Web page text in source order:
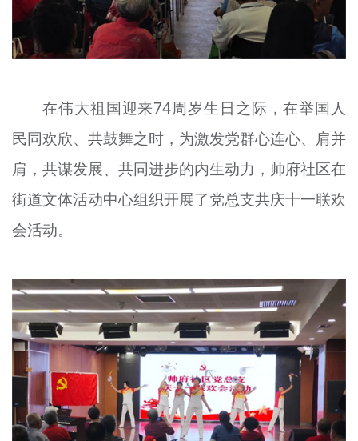
在伟大祖国迎来74周岁生日之际，在举国人
民同欢欣、共鼓舞之时，为激发党群心连心、肩并
肩，共谋发展、共同进步的内生动力，帅府社区在
街道文体活动中心组织开展了党总支共庆十一联欢
会活动。